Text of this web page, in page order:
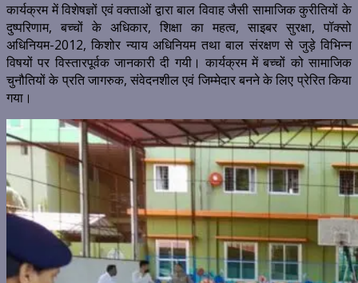
कार्यक्रम में विशेषज्ञों एवं वक्ताओं द्वारा बाल विवाह जैसी सामाजिक कुरीतियों के
दुष्परिणाम, बच्चों के अधिकार, शिक्षा का महत्व, साइबर सुरक्षा, पॉक्सो
अधिनियम-2012, किशोर न्याय अधिनियम तथा बाल संरक्षण से जुड़े विभिन्न
विषयों पर विस्तारपूर्वक जानकारी दी गयी। कार्यक्रम में बच्चों को सामाजिक
चुनौतियों के प्रति जागरुक, संवेदनशील एवं जिम्मेदार बनने के लिए प्रेरित किया
गया।